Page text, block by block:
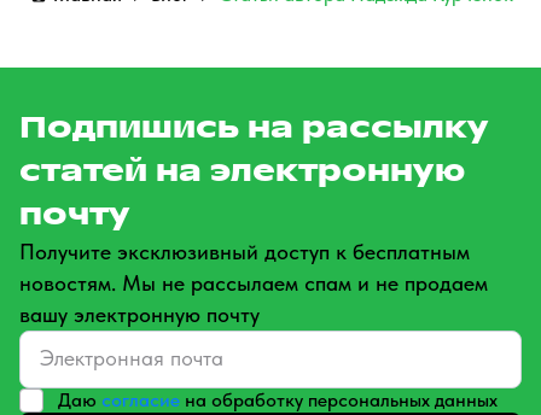
Подпишись на рассылку
статей на электронную
почту
Получите эксклюзивный доступ к бесплатным
новостям. Мы не рассылаем спам и не продаем
вашу электронную почту
Даю согласие на обработку персональных данных